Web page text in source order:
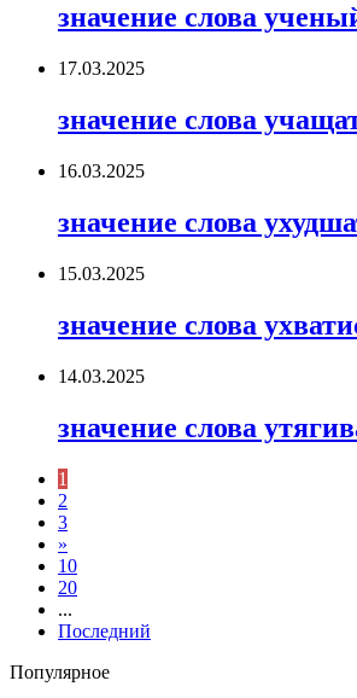
значение слова
17.03.2025
значение слова
16.03.2025
значение слова
15.03.2025
значение слова
14.03.2025
значение слова
1
2
3
»
10
20
...
Последний
Популярное